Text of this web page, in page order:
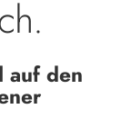
auf den